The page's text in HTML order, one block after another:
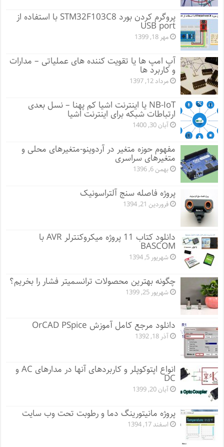
پروگرم کردن بورد STM32F103C8 با استفاده از
USB port
مهر 18, 1399
آپ امپ ها یا تقویت کننده های عملیاتی – مدارات
و کاربرد ها
مرداد 12, 1397
NB-IoT یا اینترنت اشیا کم پهنا – نسل بعدی
ارتباطات شبکه برای اینترنت اشیا
آبان 30, 1400
مفهوم حوزه متغیر در آردوینو-متغیرهای محلی و
متغیرهای سراسری
بهمن 6, 1396
پروژه فاصله سنج آلتراسونیک
فروردین 21, 1394
دانلود کتاب 11 پروژه میکروکنترلر AVR با
BASCOM
شهریور 5, 1394
چگونه بهترین محصولات ترانسمیتر فشار را بخریم؟
شهریور 25, 1399
دانلود مرجع کامل آموزش OrCAD PSpice
آذر 18, 1392
انواع اپتوکوپلر و کاربردهای آنها در مدارهای AC و
DC
آبان 20, 1399
پروژه مانيتورينگ دما و رطوبت تحت وب سایت
اسفند 17, 1394